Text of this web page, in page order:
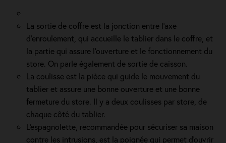
La sortie de coffre est la jonction entre l’axe
d’enroulement, qui accueille le tablier dans le coffre, et
la partie qui assure l’ouverture et le fonctionnement du
store. On parle également de sortie de caisson.
La coulisse est la pièce qui guide le mouvement du
tablier et assure une bonne ouverture et une bonne
fermeture du store. Il y a deux coulisses par store, de
chaque côté du tablier.
L'espagnolette, recommandée pour sécuriser sa maison
contre les intrusions, est la poignée qui permet d'ouvrir